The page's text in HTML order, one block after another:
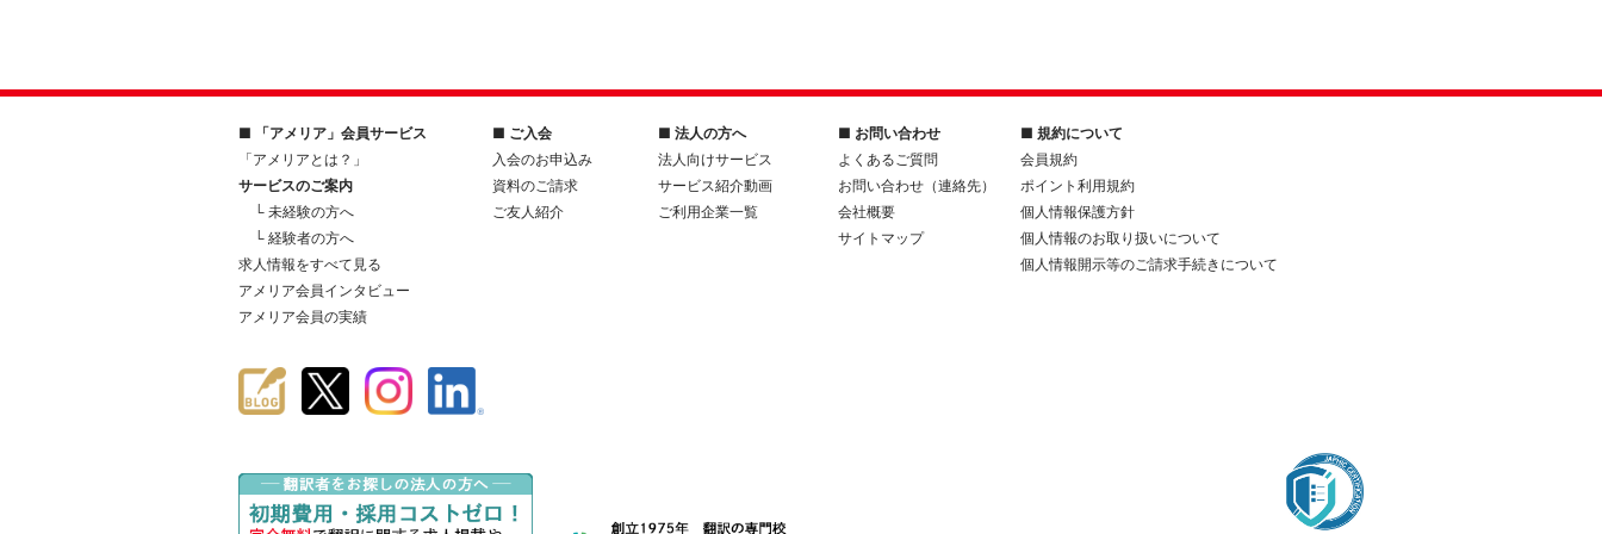
■ 「アメリア」会員サービス
「アメリアとは？」
サービスのご案内
└ 未経験の方へ
└ 経験者の方へ
求人情報をすべて見る
アメリア会員インタビュー
アメリア会員の実績
■ ご入会
入会のお申込み
資料のご請求
ご友人紹介
■ 法人の方へ
法人向けサービス
サービス紹介動画
ご利用企業一覧
■ お問い合わせ
よくあるご質問
お問い合わせ（連絡先）
会社概要
サイトマップ
■ 規約について
会員規約
ポイント利用規約
個人情報保護方針
個人情報のお取り扱いについて
個人情報開示等のご請求手続きについて